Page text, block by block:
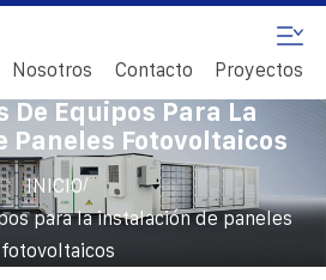
Nosotros Contacto Proyectos
De Equipos Para La
Paneles Fotovoltaicos
INICIO/
para la instalación de paneles
fotovoltaicos